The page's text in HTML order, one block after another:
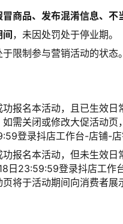
冒商品、发布混淆信息、不
，未因处罚处于停业期。
限制参与营销活动的状态。
功报名本活动，且已生效
需关闭或修改大促活动
登录抖店工作台-店铺-店
功报名本活动，但未生效
日23:59:59登录抖店工作
将于活动期间向消费者展